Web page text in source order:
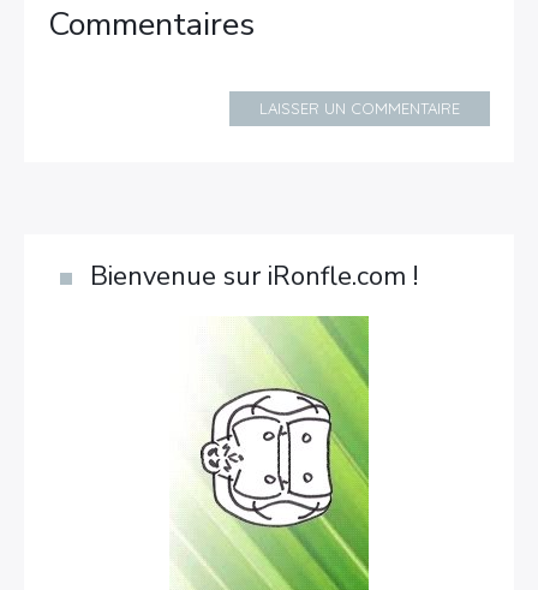
Commentaires
LAISSER UN COMMENTAIRE
Bienvenue sur iRonfle.com !